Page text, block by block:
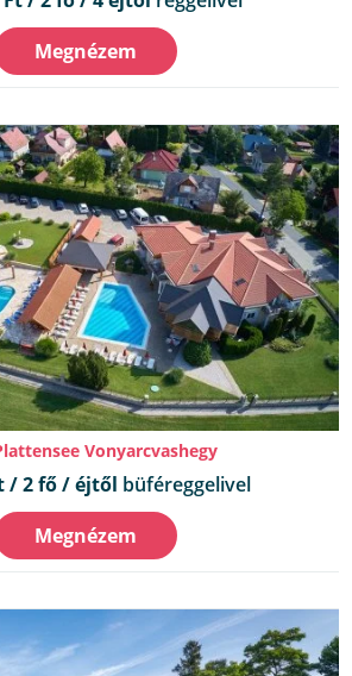
Megnézem
Vonyarcvashegy
/ 2 fő / éjtől büféreggelivel
Megnézem